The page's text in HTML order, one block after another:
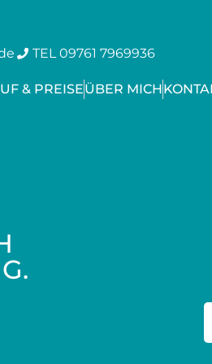
TEL 09761 7969936
& PREISEÜBER MICH